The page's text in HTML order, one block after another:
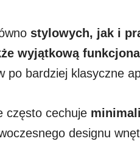
stylowych, jak i
wyjątkową
po bardziej klasyczne
często cechuje
designu